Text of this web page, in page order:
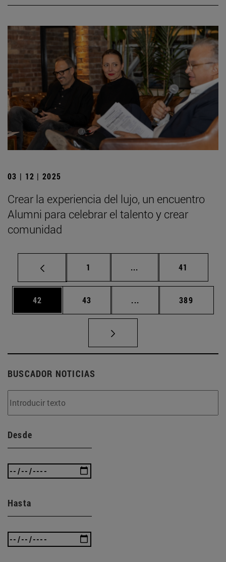
03 | 12 | 2025
Crear la experiencia del lujo, un encuentro
Alumni para celebrar el talento y crear
comunidad
Página
1 ... Páginas intermedias
Página
41
Página
42 Página
43 ... Páginas intermedias
Página
389
BUSCADOR NOTICIAS
Desde
Hasta